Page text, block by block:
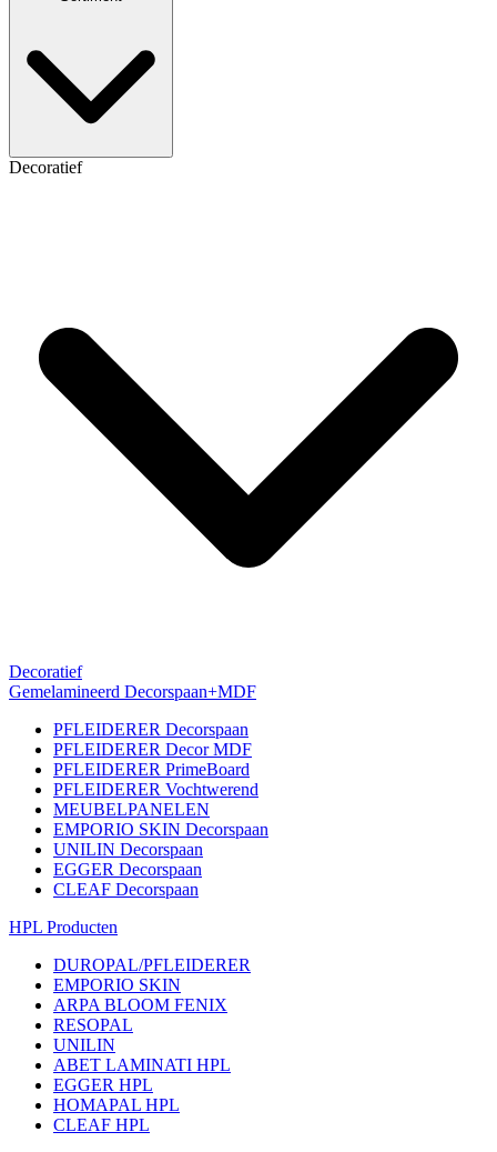
Decoratief
Decoratief
Gemelamineerd Decorspaan+MDF
PFLEIDERER Decorspaan
PFLEIDERER Decor MDF
PFLEIDERER PrimeBoard
PFLEIDERER Vochtwerend
MEUBELPANELEN
EMPORIO SKIN Decorspaan
UNILIN Decorspaan
EGGER Decorspaan
CLEAF Decorspaan
HPL Producten
DUROPAL/PFLEIDERER
EMPORIO SKIN
ARPA BLOOM FENIX
RESOPAL
UNILIN
ABET LAMINATI HPL
EGGER HPL
HOMAPAL HPL
CLEAF HPL